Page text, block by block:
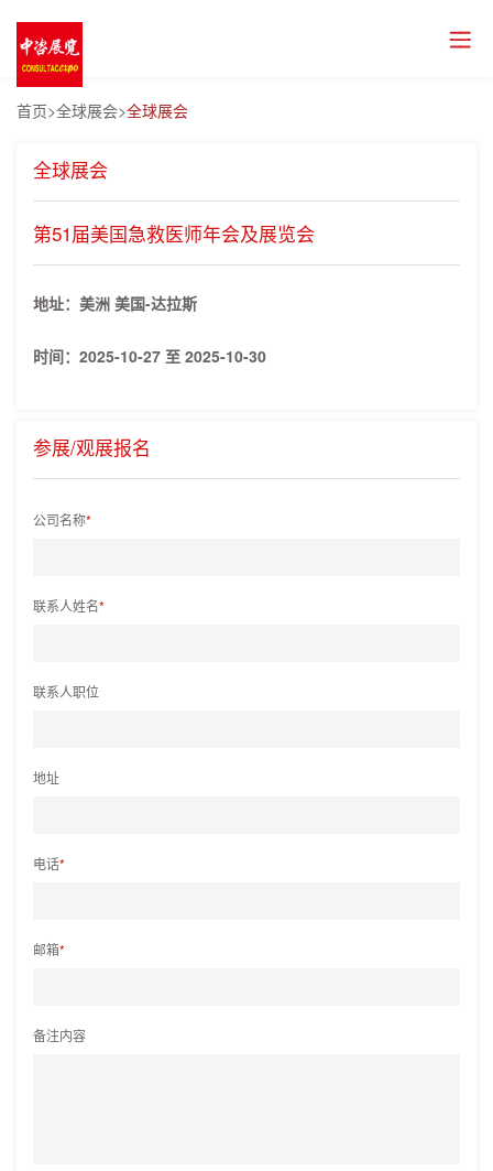
首页>全球展会>全球展会
全球展会
第51届美国急救医师年会及展览会
地址：美洲 美国-达拉斯
时间： 2025-10-27 至 2025-10-30
参展/观展报名
公司名称*
联系人姓名*
联系人职位
地址
电话*
邮箱*
备注内容